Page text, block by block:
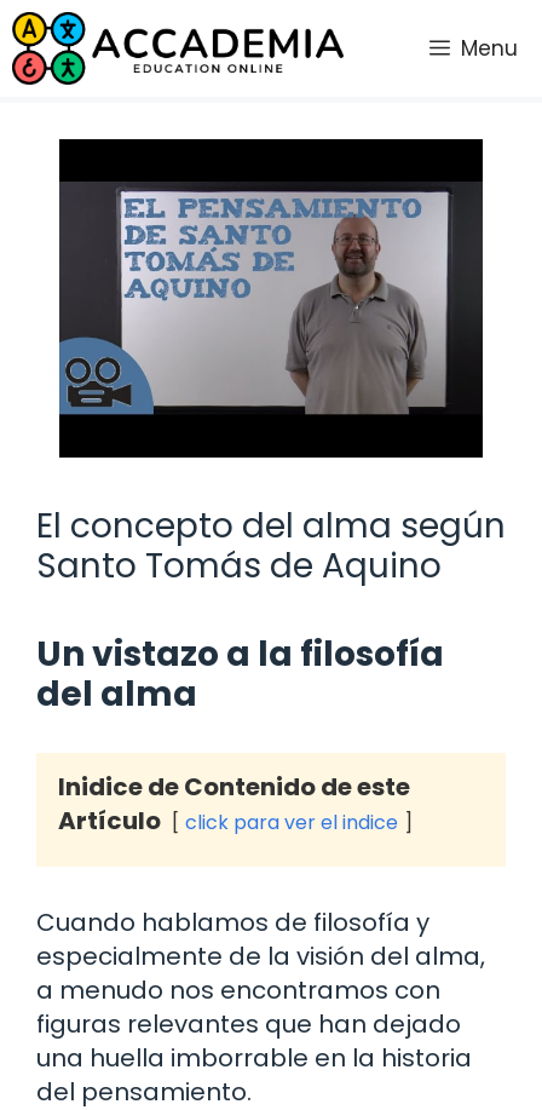
Saltar
al
contenido
Menu
El concepto del alma según
Santo Tomás de Aquino
Un vistazo a la filosofía
del alma
Inidice de Contenido de este
Artículo
click para ver el indice
Cuando hablamos de filosofía y
especialmente de la visión del alma,
a menudo nos encontramos con
figuras relevantes que han dejado
una huella imborrable en la historia
del pensamiento.